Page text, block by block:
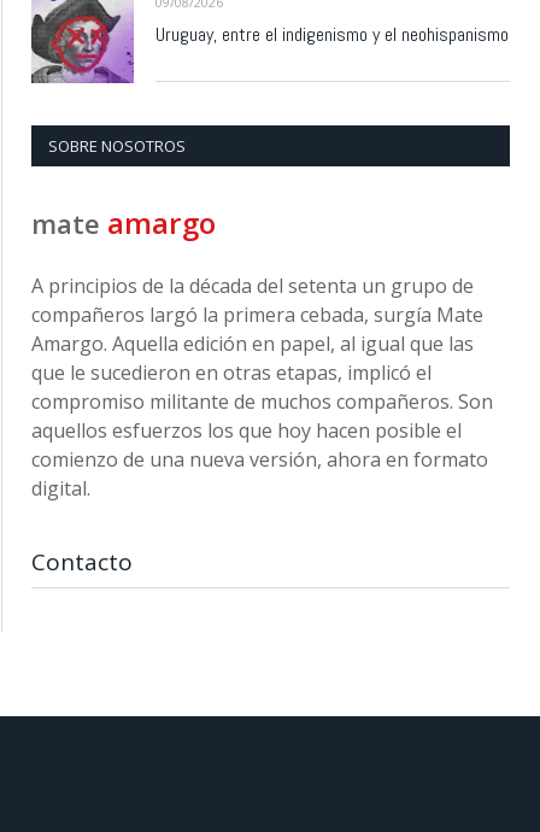
Uruguay, entre el indigenismo y el neohispanismo
SOBRE NOSOTROS
mate amargo
A principios de la década del setenta un grupo de
compañeros largó la primera cebada, surgía Mate
Amargo. Aquella edición en papel, al igual que las
que le sucedieron en otras etapas, implicó el
compromiso militante de muchos compañeros. Son
aquellos esfuerzos los que hoy hacen posible el
comienzo de una nueva versión, ahora en formato
digital.
Contacto